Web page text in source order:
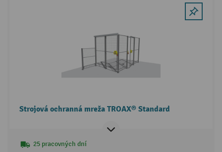
Strojová ochranná mreža TROAX® Standard
25 pracovných dní